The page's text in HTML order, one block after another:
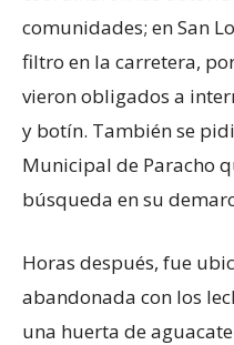
comunidades; en San
filtro en la carretera,
vieron obligados a
y botín. También se
Municipal de Paracho
búsqueda en su
Horas después, fue
abandonada con los
una huerta de